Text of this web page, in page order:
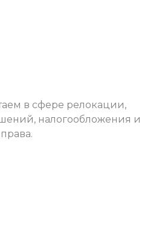
в сфере релокации,
налогообложения и